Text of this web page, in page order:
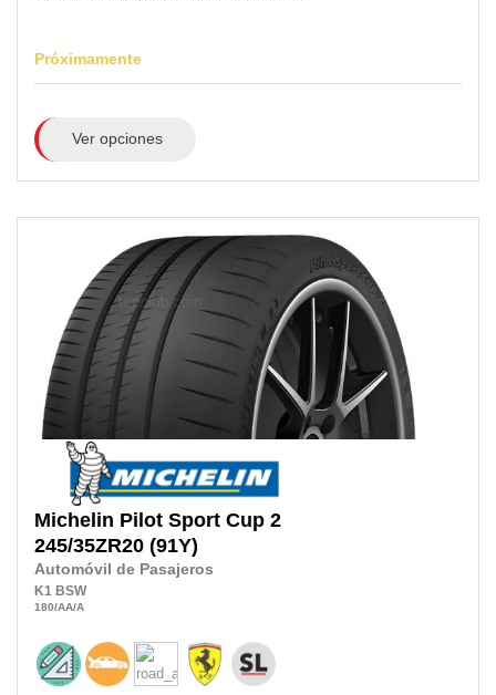
Próximamente
Ver opciones
Michelin Pilot Sport Cup 2
245/35ZR20 (91Y)
Automóvil de Pasajeros
K1 BSW
180/AA/A